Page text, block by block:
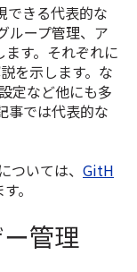
きる代表的な
ループ管理、ア
す。それぞれに
を示します。な
定など他にも多
事では代表的な
いては、 GitH
。
管理